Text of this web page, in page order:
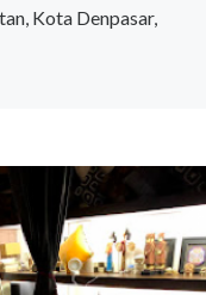
Kota Denpasar,